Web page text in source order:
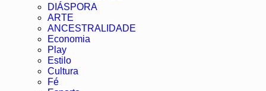
DIÁSPORA
ARTE
ANCESTRALIDADE
Economia
Play
Estilo
Cultura
Fé